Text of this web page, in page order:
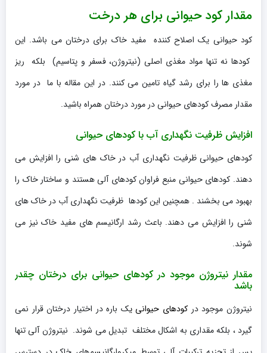
مقدار کود حیوانی برای هر درخت
کود حیوانی یک اصلاح کننده مفید خاک برای درختان می باشد. این
کودها نه تنها مواد مغذی اصلی (نیتروژن، فسفر و پتاسیم) بلکه ریز
مغذی ها را برای رشد گیاه تامین می کنند. در این مقاله با ما در مورد
مقدار مصرف کودهای حیوانی در مورد درختان همراه باشید.
افزایش ظرفیت نگهداری آب با کودهای حیوانی
کودهای حیوانی ظرفیت نگهداری آب در خاک های شنی را افزایش می
دهند. کودهای حیوانی منبع فراوان کودهای آلی هستند و ساختار خاک را
بهبود می بخشند . همچنین این کودها ظرفیت نگهداری آب در خاک های
شنی را افزایش می دهند. باعث رشد ارگانیسم های مفید خاک نیز می
شوند.
مقدار نیتروژن موجود در کودهای حیوانی برای درختان چقدر
باشد
نیتروژن موجود در کودهای حیوانی یک باره در اختیار درختان قرار نمی
گیرد ، بلکه مقداری به اشکال مختلف تبدیل می شوند. نیتروژن آلی تنها